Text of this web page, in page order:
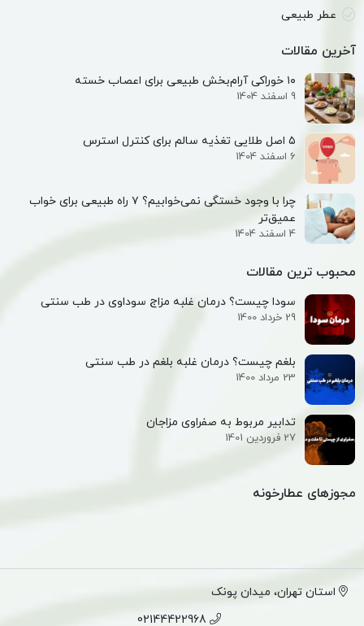
عطر طبیعی
آخرین مقالات
۱۰ خوراکی آرام‌بخش طبیعی برای اعصاب خسته
9 اسفند 1404
۵ اصل طلایی تغذیه سالم برای کنترل استرس
6 اسفند 1404
چرا با وجود خستگی نمی‌خوابیم؟ ۷ راه طبیعی برای خواب
عمیق‌تر
4 اسفند 1404
محبوب ترین مقالات
سودا چیست؟ درمان غلبه مزاج سوداوی در طب سنتی
29 خرداد 1400
بلغم چیست؟ درمان غلبه بلغم در طب سنتی
23 مرداد 1400
تدابیر مربوط به صفراوی مزاجان
27 فروردین 1401
مجوزهای عطارخونه
استان تهران، میدان پونک
02144422968